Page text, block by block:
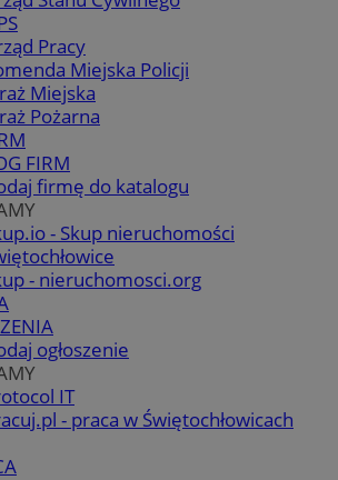
Pracy
Miejska Policji
Miejska
Pożarna
FIRM
firmę do katalogu
- Skup nieruchomości
- nieruchomosci.org
ogłoszenie
IT
- praca w Świętochłowicach